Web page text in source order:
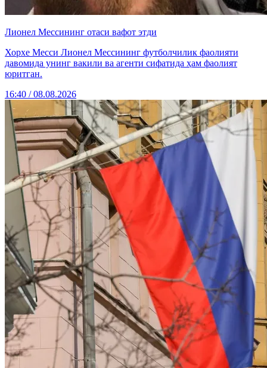
Лионел Мессининг отаси вафот этди
Хорхе Месси Лионел Мессининг футболчилик фаолияти
давомида унинг вакили ва агенти сифатида ҳам фаолият
юритган.
16:40 / 08.08.2026